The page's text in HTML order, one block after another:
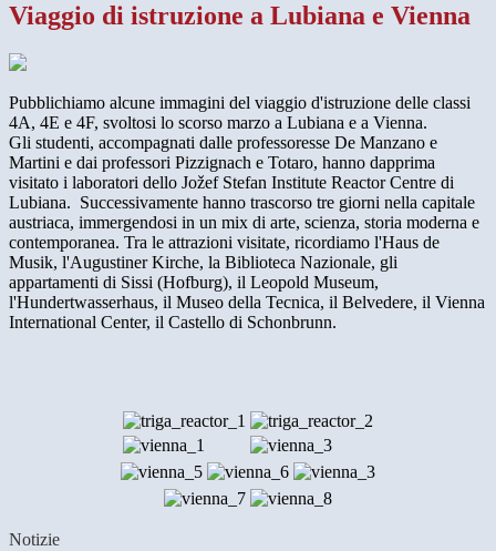
Viaggio di istruzione a Lubiana e Vienna
Pubblichiamo alcune immagini del viaggio d'istruzione delle classi
4A, 4E e 4F, svoltosi lo scorso marzo a Lubiana e a Vienna.
Gli studenti, accompagnati dalle professoresse De Manzano e
Martini e dai professori Pizzignach e Totaro, hanno dapprima
visitato i laboratori dello Jožef Stefan Institute Reactor Centre di
Lubiana. Successivamente hanno trascorso tre giorni nella capitale
austriaca, immergendosi in un mix di arte, scienza, storia moderna e
contemporanea. Tra le attrazioni visitate, ricordiamo l'Haus de
Musik, l'Augustiner Kirche, la Biblioteca Nazionale, gli
appartamenti di Sissi (Hofburg), il Leopold Museum,
l'Hundertwasserhaus, il Museo della Tecnica, il Belvedere, il Vienna
International Center, il Castello di Schonbrunn.
Notizie